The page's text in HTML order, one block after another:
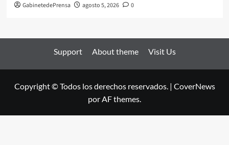
GabinetedePrensa agosto 5, 2026 0
Support About theme Visit Us
Copyright © Todos los derechos reservados. | CoverNews
por AF themes.